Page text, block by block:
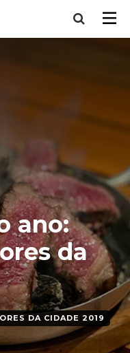
ano:
da
DA CIDADE 2019